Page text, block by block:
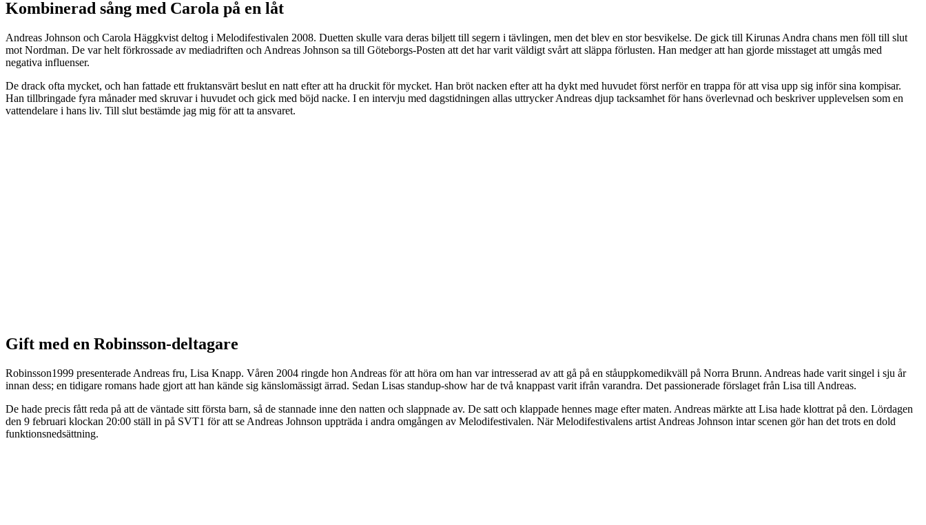
Kombinerad sång med Carola på en låt
Andreas Johnson och Carola Häggkvist deltog i Melodifestivalen 2008. Duetten skulle vara deras biljett till segern i tävlingen, men det blev en stor besvikelse. De gick till Kirunas Andra chans men föll till slut
mot Nordman. De var helt förkrossade av mediadriften och Andreas Johnson sa till Göteborgs-Posten att det har varit väldigt svårt att släppa förlusten. Han medger att han gjorde misstaget att umgås med
negativa influenser.
De drack ofta mycket, och han fattade ett fruktansvärt beslut en natt efter att ha druckit för mycket. Han bröt nacken efter att ha dykt med huvudet först nerför en trappa för att visa upp sig inför sina kompisar.
Han tillbringade fyra månader med skruvar i huvudet och gick med böjd nacke. I en intervju med dagstidningen allas uttrycker Andreas djup tacksamhet för hans överlevnad och beskriver upplevelsen som en
vattendelare i hans liv. Till slut bestämde jag mig för att ta ansvaret.
Gift med en Robinsson-deltagare
Robinsson1999 presenterade Andreas fru, Lisa Knapp. Våren 2004 ringde hon Andreas för att höra om han var intresserad av att gå på en ståuppkomedikväll på Norra Brunn. Andreas hade varit singel i sju år
innan dess; en tidigare romans hade gjort att han kände sig känslomässigt ärrad. Sedan Lisas standup-show har de två knappast varit ifrån varandra. Det passionerade förslaget från Lisa till Andreas.
De hade precis fått reda på att de väntade sitt första barn, så de stannade inne den natten och slappnade av. De satt och klappade hennes mage efter maten. Andreas märkte att Lisa hade klottrat på den. Lördagen
den 9 februari klockan 20:00 ställ in på SVT1 för att se Andreas Johnson uppträda i andra omgången av Melodifestivalen. När Melodifestivalens artist Andreas Johnson intar scenen gör han det trots en dold
funktionsnedsättning.